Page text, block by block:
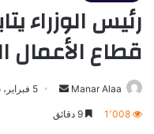
رئيس الوزراء
قطاع الأعمال
Manar Alaa
أرسل 5 فبراير، 2025
1٬008